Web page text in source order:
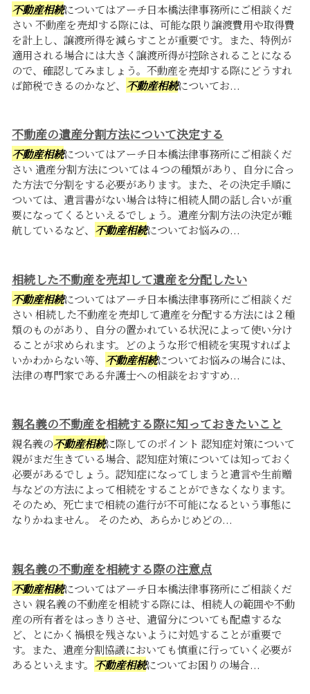
不動産相続についてはアーチ日本橋法律事務所にご相談くだ
さい 不動産を売却する際には、可能な限り譲渡費用や取得費
を計上し、譲渡所得を減らすことが重要です。また、特例が
適用される場合には大きく譲渡所得が控除されることになる
ので、確認してみましょう。不動産を売却する際にどうすれ
ば節税できるのかなど、 不動産相続についてお...
不動産の遺産分割方法について決定する
不動産相続についてはアーチ日本橋法律事務所にご相談くだ
さい 遺産分割方法については４つの種類があり、自分に合っ
た方法で分割をする必要があります。また、その決定手順に
ついては、遺言書がない場合は特に相続人間の話し合いが重
要になってくるといえるでしょう。遺産分割方法の決定が難
航しているなど、 不動産相続についてお悩みの...
相続した不動産を売却して遺産を分配したい
不動産相続についてはアーチ日本橋法律事務所にご相談くだ
さい 相続した不動産を売却して遺産を分配する方法には２種
類のものがあり、自分の置かれている状況によって使い分け
ることが求められます。どのような形で相続を実現すればよ
いかわからない等、 不動産相続についてお悩みの場合には、
法律の専門家である弁護士への相談をおすすめ...
親名義の不動産を相続する際に知っておきたいこと
親名義の不動産相続に際してのポイント 認知症対策について
親がまだ生きている場合、認知症対策については知っておく
必要があるでしょう。認知症になってしまうと遺言や生前贈
与などの方法によって相続をすることができなくなります。
そのため、死亡まで相続の進行が不可能になるという事態に
なりかねません。 そのため、あらかじめどの...
親名義の不動産を相続する際の注意点
不動産相続についてはアーチ日本橋法律事務所にご相談くだ
さい 親名義の不動産を相続する際には、相続人の範囲や不動
産の所有者をはっきりさせ、遺留分についても配慮するな
ど、とにかく禍根を残さないように対処することが重要で
す。また、遺産分割協議においても慎重に行っていく必要が
あるといえます。 不動産相続についてお困りの場合...